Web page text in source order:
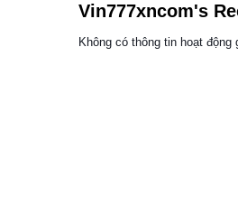
Vin777xncom's
Không có thông tin hoạt